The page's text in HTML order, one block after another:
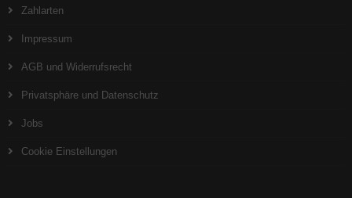
Zahlarten
Impressum
AGB und Widerrufsrecht
Privatsphäre und Datenschutz
Jobs
Cookie Einstellungen